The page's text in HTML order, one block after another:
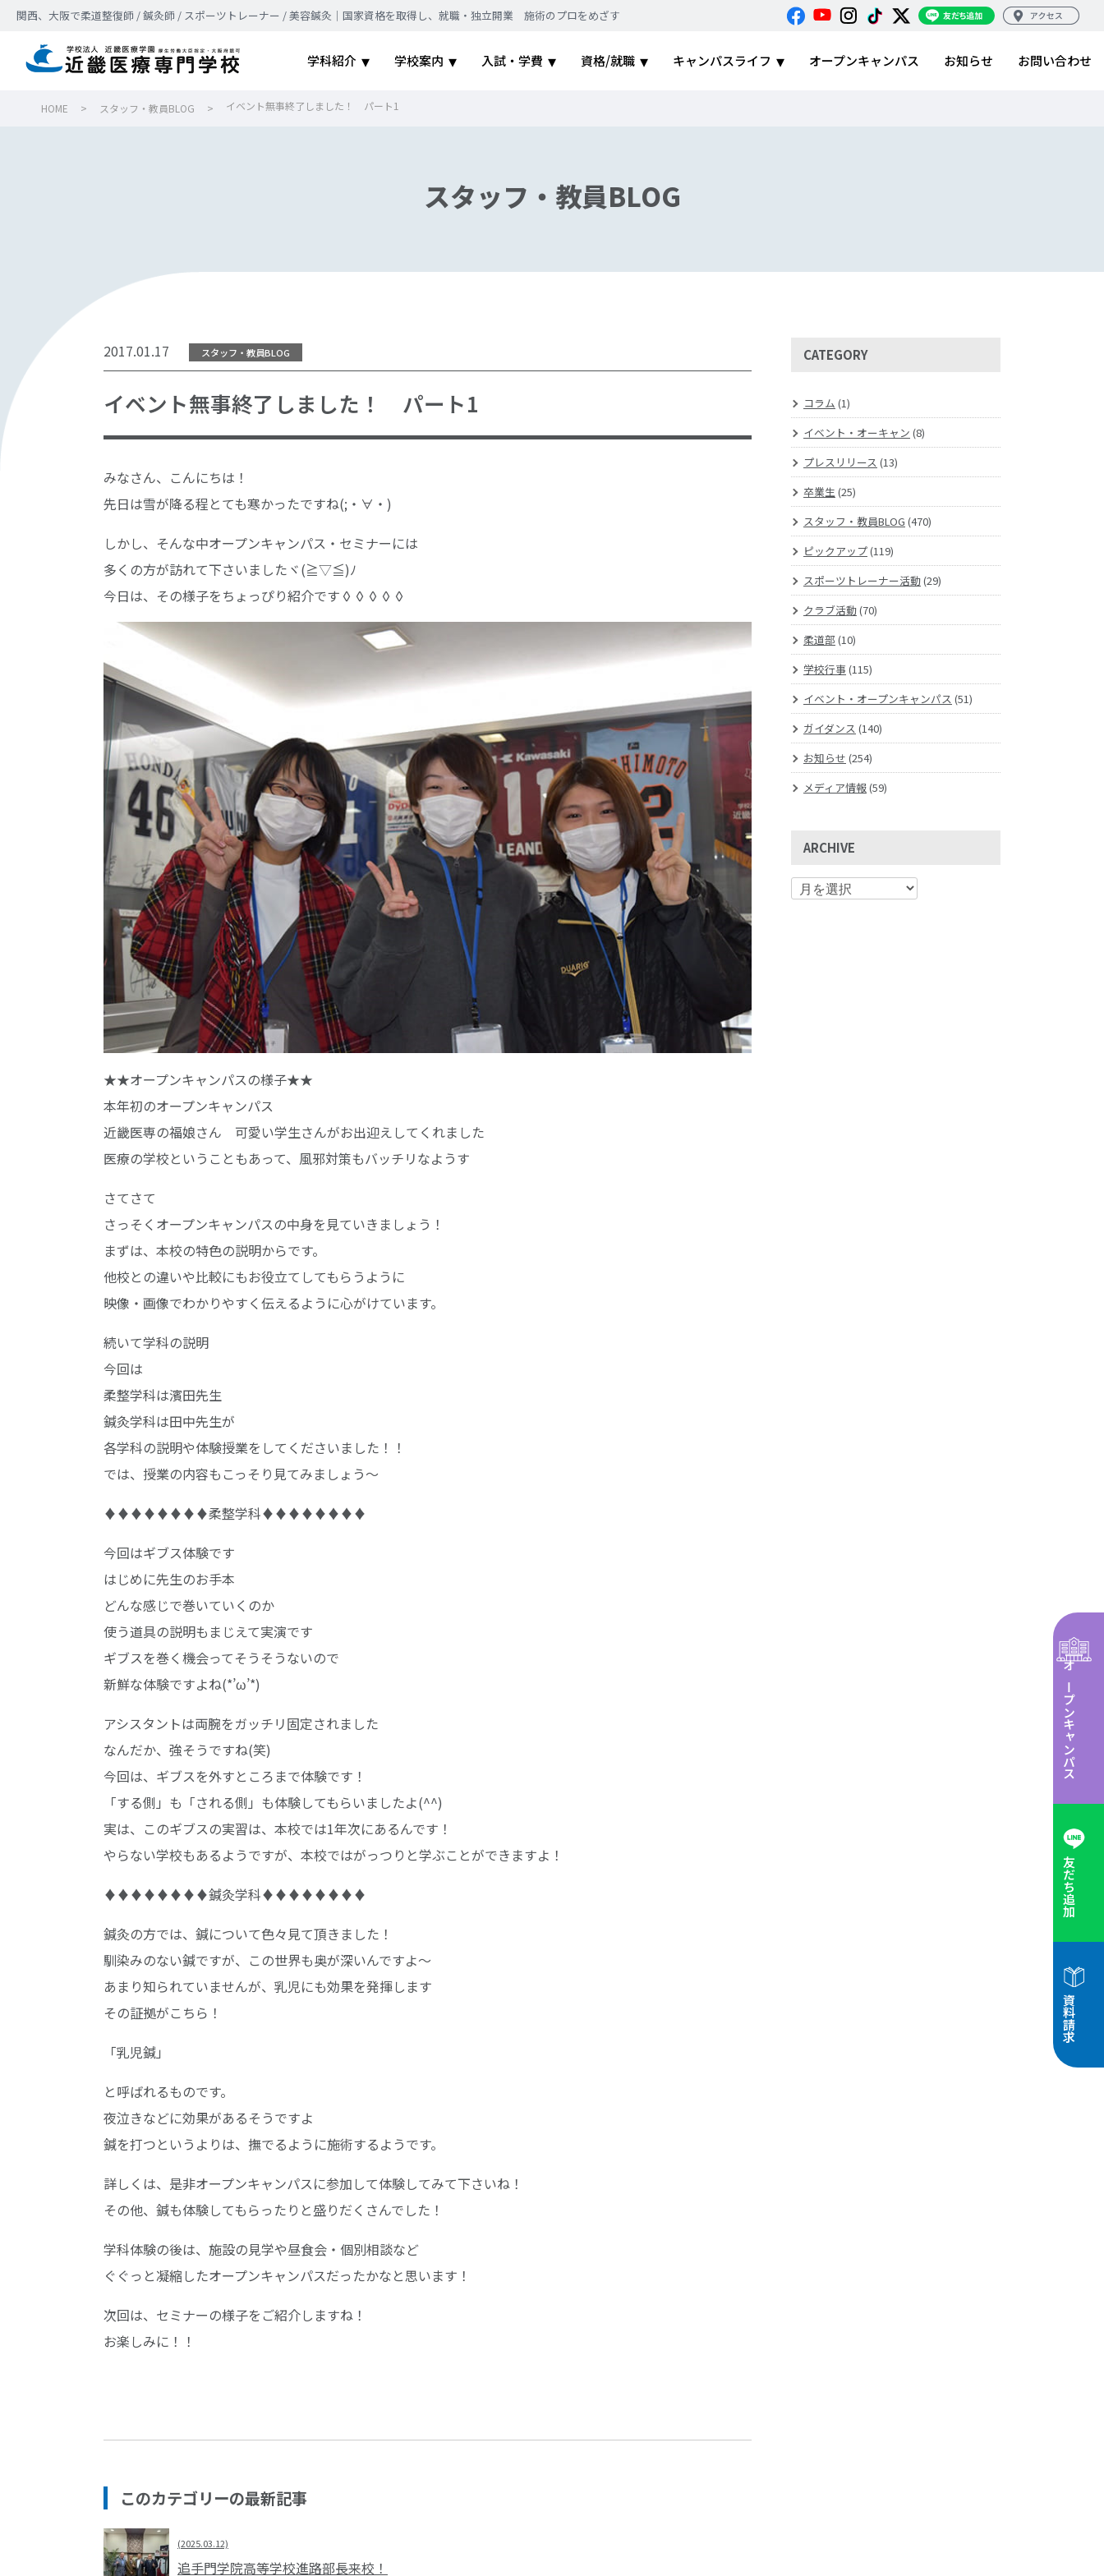
関西、大阪で柔道整復師 / 鍼灸師 / スポーツトレーナー / 美容鍼灸｜国家資格を取得し、就職・独立開業 施術のプロをめざす
学科紹介 学校案内 入試・学費 資格/就職 キャンパスライフ オープンキャンパス お知らせ お問い合わせ
オープンキャンパス
友だち追加
資料請求
HOME > スタッフ・教員BLOG > イベント無事終了しました！ パート1
スタッフ・教員BLOG
2017.01.17 スタッフ・教員BLOG
イベント無事終了しました！ パート1
みなさん、こんにちは！
先日は雪が降る程とても寒かったですね(;・∀・)
しかし、そんな中オープンキャンパス・セミナーには
多くの方が訪れて下さいましたヾ(≧▽≦)ﾉ
今日は、その様子をちょっぴり紹介です◊◊◊◊◊
★★オープンキャンパスの様子★★
本年初のオープンキャンパス
近畿医専の福娘さん 可愛い学生さんがお出迎えしてくれました
医療の学校ということもあって、風邪対策もバッチリなようす
さてさて
さっそくオープンキャンパスの中身を見ていきましょう！
まずは、本校の特色の説明からです。
他校との違いや比較にもお役立てしてもらうように
映像・画像でわかりやすく伝えるように心がけています。
続いて学科の説明
今回は
柔整学科は濱田先生
鍼灸学科は田中先生が
各学科の説明や体験授業をしてくださいました！！
では、授業の内容もこっそり見てみましょう～
♦♦♦♦♦♦♦♦柔整学科♦♦♦♦♦♦♦♦
今回はギブス体験です
はじめに先生のお手本
どんな感じで巻いていくのか
使う道具の説明もまじえて実演です
ギブスを巻く機会ってそうそうないので
新鮮な体験ですよね(*’ω’*)
アシスタントは両腕をガッチリ固定されました
なんだか、強そうですね(笑)
今回は、ギブスを外すところまで体験です！
「する側」も「される側」も体験してもらいましたよ(^^)
実は、このギブスの実習は、本校では1年次にあるんです！
やらない学校もあるようですが、本校ではがっつりと学ぶことができますよ！
♦♦♦♦♦♦♦♦鍼灸学科♦♦♦♦♦♦♦♦
鍼灸の方では、鍼について色々見て頂きました！
馴染みのない鍼ですが、この世界も奥が深いんですよ～
あまり知られていませんが、乳児にも効果を発揮します
その証拠がこちら！
「乳児鍼」
と呼ばれるものです。
夜泣きなどに効果があるそうですよ
鍼を打つというよりは、撫でるように施術するようです。
詳しくは、是非オープンキャンパスに参加して体験してみて下さいね！
その他、鍼も体験してもらったりと盛りだくさんでした！
学科体験の後は、施設の見学や昼食会・個別相談など
ぐぐっと凝縮したオープンキャンパスだったかなと思います！
次回は、セミナーの様子をご紹介しますね！
お楽しみに！！
このカテゴリーの最新記事
(2025.03.12)
追手門学院高等学校進路部長来校！
CATEGORY
コラム (1)
イベント・オーキャン (8)
プレスリリース (13)
卒業生(25)
スタッフ・教員BLOG (470)
ピックアップ(119)
スポーツトレーナー活動(29)
クラブ活動(70)
柔道部 (10)
学校行事(115)
イベント・オープンキャンパス (51)
ガイダンス (140)
お知らせ (254)
メディア情報(59)
ARCHIVE